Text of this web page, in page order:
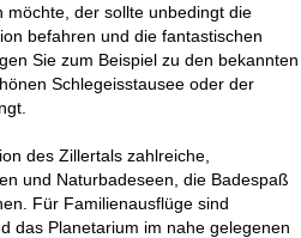
möchte, der sollte unbedingt die
befahren und die fantastischen
Sie zum Beispiel zu den bekannten
Schlegeisstausee oder der
des Zillertals zahlreiche,
und Naturbadeseen, die Badespaß
Für Familienausflüge sind
das Planetarium im nahe gelegenen